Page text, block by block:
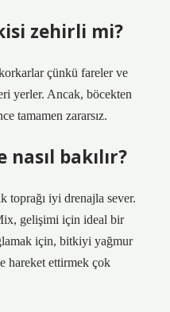
zehirli mi?
çünkü fareler ve
yerler. Ancak, böcekten
tamamen zararsız.
bakılır?
toprağı iyi drenajla sever.
gelişimi için ideal bir
için, bitkiyi yağmur
hareket ettirmek çok